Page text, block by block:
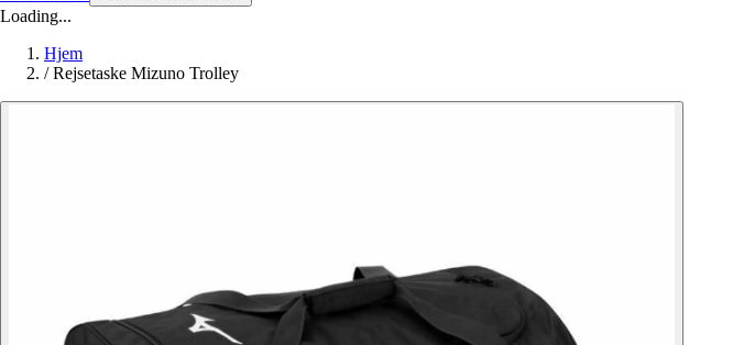
Loading...
Hjem
/ Rejsetaske Mizuno Trolley